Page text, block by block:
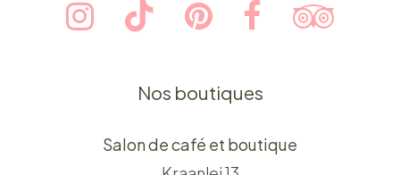
Nos boutiques
Salon de café et boutique